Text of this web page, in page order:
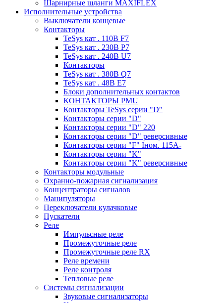
Шарнирные шланги MAXIFLEX
Исполнительные устройства
Выключатели концевые
Контакторы
TeSys кат . 110В F7
TeSys кат . 230В P7
TeSys кат . 240В U7
Контакторы
TeSys кат . 380В Q7
TeSys кат . 48В E7
Блоки дополнительных контактов
КОНТАКТОРЫ PMU
Контакторы TeSys серии "D"
Контакторы серии "D"
Контакторы серии "D" 220
Контакторы серии "D" реверсивные
Контакторы серии "F" Iном. 115А-
Контакторы серии "K"
Контакторы серии "K" реверсивные
Контакторы модульные
Охранно-пожарная сигнализация
Концентраторы сигналов
Манипуляторы
Переключатели кулачковые
Пускатели
Реле
Импульсные реле
Промежуточные реле
Промежуточные реле RX
Реле времени
Реле контроля
Тепловые реле
Системы сигнализации
Звуковые сигнализаторы